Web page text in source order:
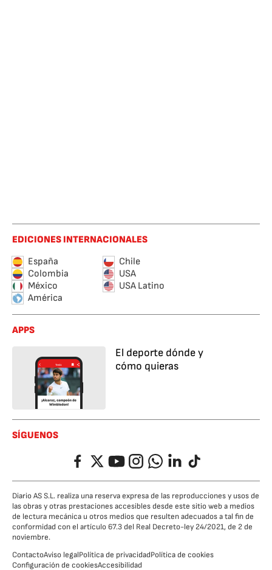
EDICIONES INTERNACIONALES
España
Chile
Colombia
USA
México
USA Latino
América
APPS
El deporte dónde y
cómo quieras
SÍGUENOS
FacebookTwitterYouTubeInstagramWhatsappLinkedIn
TikTok
Diario AS S.L. realiza una reserva expresa de las reproducciones y usos de
las obras y otras prestaciones accesibles desde este sitio web a medios
de lectura mecánica u otros medios que resulten adecuados a tal fin de
conformidad con el artículo 67.3 del Real Decreto-ley 24/2021, de 2 de
noviembre.
ContactoAviso legalPolítica de privacidadPolítica de cookies
Configuración de cookiesAccesibilidad